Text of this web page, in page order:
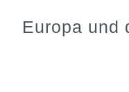
Europa und